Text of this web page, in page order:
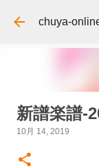
スキッ
chuya-
新譜楽譜-
10月 14, 2019